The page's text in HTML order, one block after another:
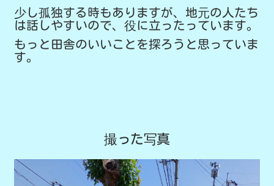
少し孤独する時もありますが、地元の人たち
は話しやすいので、役に立ったっています。
もっと田舎のいいことを探ろうと思っていま
す。
撮った写真